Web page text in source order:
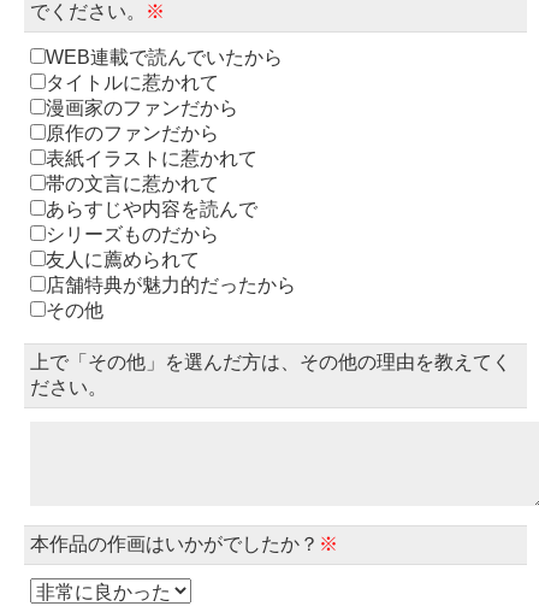
でください。
※
WEB連載で読んでいたから
タイトルに惹かれて
漫画家のファンだから
原作のファンだから
表紙イラストに惹かれて
帯の文言に惹かれて
あらすじや内容を読んで
シリーズものだから
友人に薦められて
店舗特典が魅力的だったから
その他
上で「その他」を選んだ方は、その他の理由を教えてく
ださい。
本作品の作画はいかがでしたか？ ※